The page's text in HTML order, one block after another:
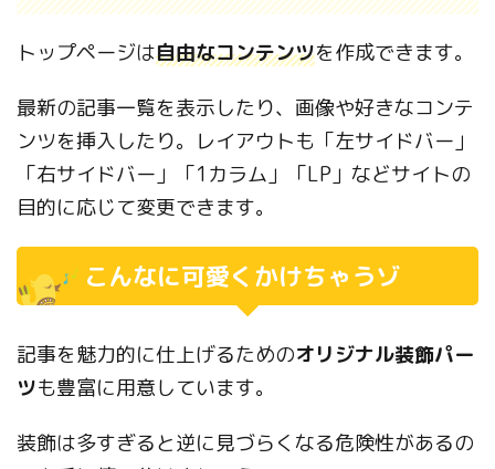
トップページは自由なコンテンツを作成できます。
最新の記事一覧を表示したり、画像や好きなコンテ
ンツを挿入したり。レイアウトも「左サイドバー」
「右サイドバー」「1カラム」「LP」などサイトの
目的に応じて変更できます。
こんなに可愛くかけちゃうゾ
記事を魅力的に仕上げるためのオリジナル装飾パー
ツも豊富に用意しています。
装飾は多すぎると逆に見づらくなる危険性があるの